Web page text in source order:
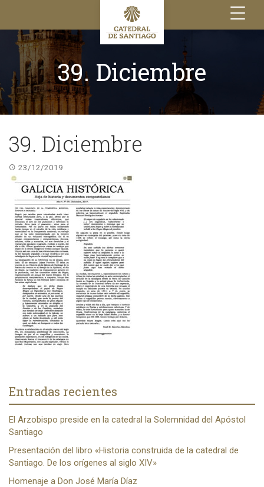
Toggle
navigation
39. Diciembre
39. Diciembre
23/12/2019
Entradas recientes
El Arzobispo preside en la catedral la Solemnidad del Apóstol
Santiago
Presentación del libro «Historia construida de la catedral de
Santiago. De los orígenes al siglo XIV»
Homenaje a Don José María Díaz